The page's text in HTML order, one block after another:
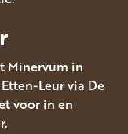
Minervum in
Leur via De
voor in en